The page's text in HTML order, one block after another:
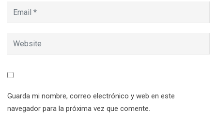
Guarda mi nombre, correo electrónico y web en este
navegador para la próxima vez que comente.